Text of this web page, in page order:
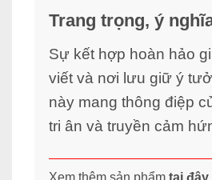
Trang trọng, ý
Sự kết hợp hoàn hảo
viết và nơi lưu giữ ý
này mang thông điệp
tri ân và truyền cảm